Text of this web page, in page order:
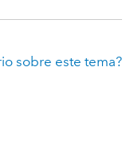
sobre este tema?